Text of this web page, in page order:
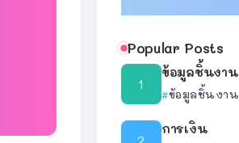
Popular Posts
ข้อมูลชิ้นงาน
ข้อมูลชิ้นงาน
การเงิน